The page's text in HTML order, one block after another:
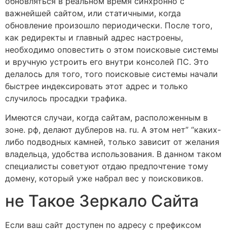
важнейшей сайтом, или статичными, когда
обновление произошло периодически. После того,
как редиректы и главный адрес настроены,
необходимо оповестить о этом поисковые системы
и вручную устроить его внутри консолей ПС. Это
делалось для того, того поисковые системы начали
быстрее индексировать этот адрес и только
случилось просадки трафика.
Имеются случаи, когда сайтам, расположенным в
зоне. рф, делают дублеров на. ru. А этом нет” “каких-
либо подводных камней, только зависит от желания
владельца, удобства использования. В данном таком
специалисты советуют отдаю предпочтение тому
домену, который уже набрал вес у поисковиков.
не Такое Зеркало Сайта
Если ваш сайт доступен по адресу с префиксом